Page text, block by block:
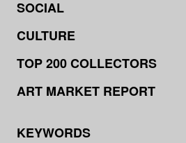
SOCIAL
CULTURE
TOP 200 COLLECTORS
ART MARKET REPORT
KEYWORDS